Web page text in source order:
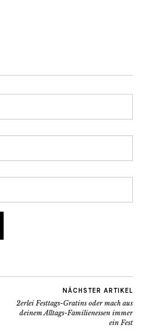
NÄCHSTER ARTIKEL
2erlei Festtags-Gratins oder mach aus
deinem Alltags-Familienessen immer
ein Fest